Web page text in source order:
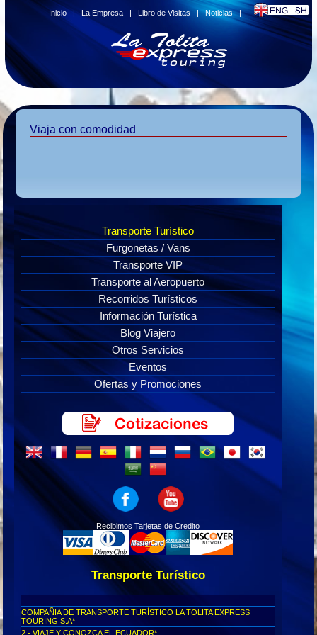
Inicio |La Empresa |Libro de Visitas |Noticias|
Viaja con comodidad
Transporte Turístico
Furgonetas / Vans
Transporte VIP
Transporte al Aeropuerto
Recorridos Turísticos
Información Turística
Blog Viajero
Otros Servicios
Eventos
Ofertas y Promociones
Recibimos Tarjetas de Credito
Transporte Turístico
COMPAÑIA DE TRANSPORTE TURÍSTICO LA TOLITA EXPRESS
TOURING S.A*
2.- VIAJE Y CONOZCA EL ECUADOR*